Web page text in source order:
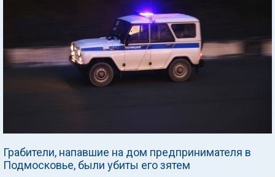
Грабители, напавшие на дом предпринимателя в
Подмосковье, были убиты его зятем